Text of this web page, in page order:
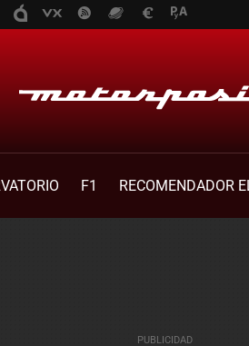
F1
RECOMENDADOR